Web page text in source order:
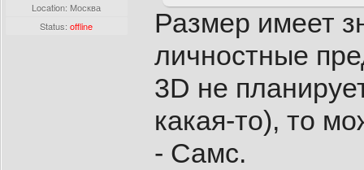
Location: Москва
Status:offline
Размер имеет
личностные
3D не
какая-то), то
- Самс.